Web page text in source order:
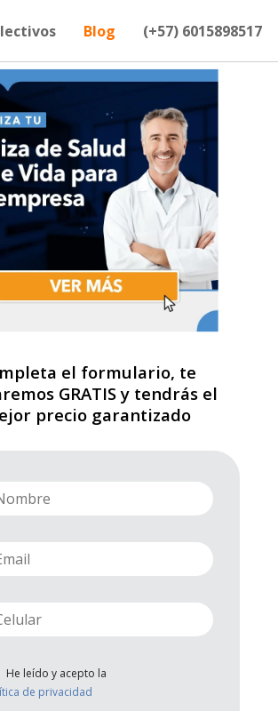
Blog (+57) 6015898517
el formulario, te
GRATIS y tendrás el
precio garantizado
He leído y acepto la
de privacidad